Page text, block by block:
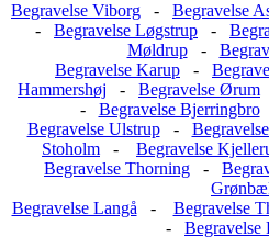
Begravelse Viborg - Begravelse
- Begravelse Løgstrup -
Møldrup-
Begravelse Karup -
Hammershøj - Begravelse Ørum
- Begravelse Bjerringbro
Begravelse Ulstrup-
Stoholm - Begravelse
Begravelse Thorning -
Begravelse Langå - Begravelse
- Begravelse